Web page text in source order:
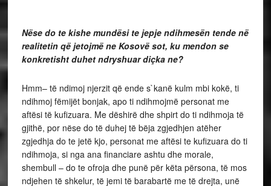
Nëse do te kishe mundësi te jepje ndihmesën tende në
realitetin që jetojmë ne Kosovë sot, ku mendon se
konkretisht duhet ndryshuar diçka ne?
Hmm– të ndimoj njerzit që ende s`kanë kulm mbi kokë, ti
ndihmoj fëmijët bonjak, apo ti ndihmojmë personat me
aftësi të kufizuara. Me dëshirë dhe shpirt do ti ndihmoja të
gjithë, por nëse do të duhej të bëja zgjedhjen atëher
zgjedhja do te jetë kjo, personat me aftësi te kufizuara do ti
ndihmoja, si nga ana financiare ashtu dhe morale,
shembull – do te ofroja dhe punë për këta përsona, të mos
ndjehen të shkelur, të jemi të barabartë me të drejta, unë